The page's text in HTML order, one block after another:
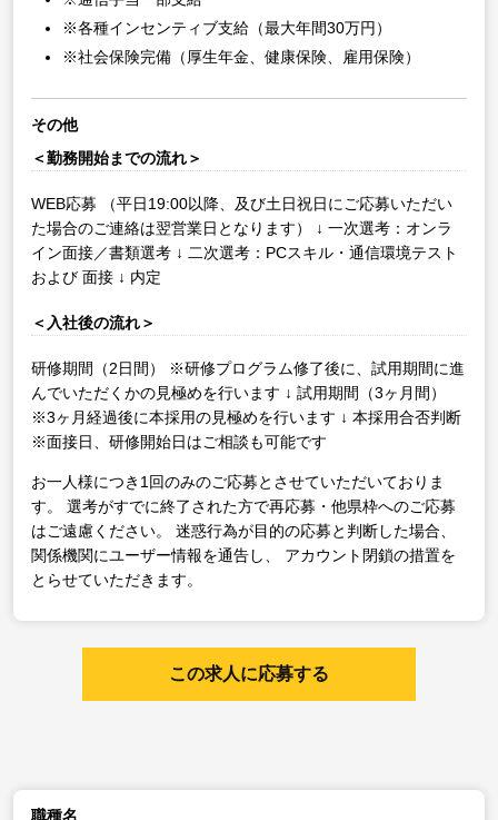
※各種インセンティブ支給（最大年間30万円）
※社会保険完備（厚生年金、健康保険、雇用保険）
その他
＜勤務開始までの流れ＞
WEB応募 （平日19:00以降、及び土日祝日にご応募いただい
た場合のご連絡は翌営業日となります）
↓ 一次選考：オンラ
イン面接／書類選考 ↓ 二次選考：PCスキル・通信環境テスト
および 面接 ↓ 内定
＜入社後の流れ＞
研修期間（2日間）
※研修プログラム修了後に、試用期間に進
んでいただくかの見極めを行います ↓ 試用期間（3ヶ月間）
※3ヶ月経過後に本採用の見極めを行います ↓ 本採用合否判断
※面接日、研修開始日はご相談も可能です
お一人様につき1回のみのご応募とさせていただいておりま
す。
選考がすでに終了された方で再応募・他県枠へのご応募
はご遠慮ください。
迷惑行為が目的の応募と判断した場合、
関係機関にユーザー情報を通告し、
アカウント閉鎖の措置を
とらせていただきます。
この求人に応募する
職種名